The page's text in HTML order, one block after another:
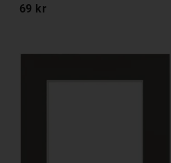
69 kr